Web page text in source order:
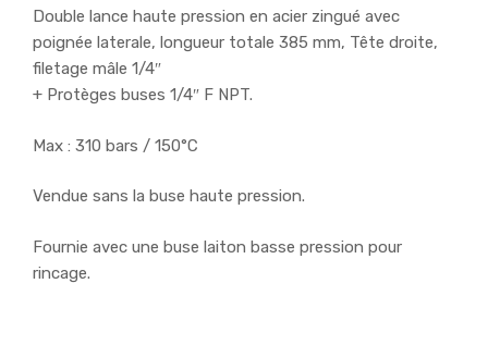
Double lance haute pression en acier zingué avec
poignée laterale, longueur totale 385 mm, Tête droite,
filetage mâle 1/4″
+ Protèges buses 1/4″ F NPT.
Max : 310 bars / 150°C
Vendue sans la buse haute pression.
Fournie avec une buse laiton basse pression pour
rincage.